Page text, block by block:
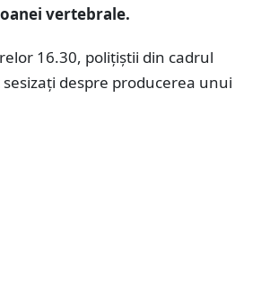
vertebrale.
16.30, polițiștii din cadrul
despre producerea unui